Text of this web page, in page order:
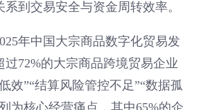
到交易安全与资金周转效率。
年中国大宗商品数字化贸易发
过72%的大宗商品跨境贸易企业
效”“结算风险管控不足”“数据孤
为核心经营痛点，其中65%的企